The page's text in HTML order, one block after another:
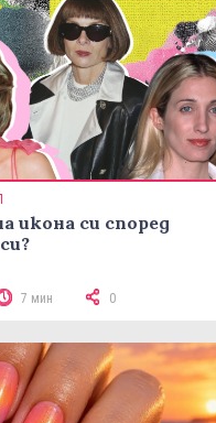
икона си според
7 мин 0